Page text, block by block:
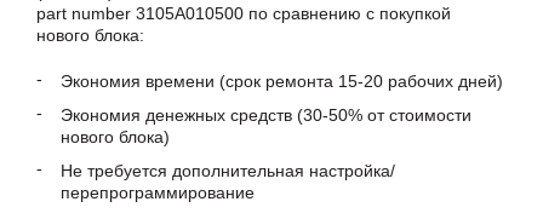
part number 3105A010500 по сравнению с покупкой
нового блока:
Экономия времени (срок ремонта 15-20 рабочих дней)
Экономия денежных средств (30-50% от стоимости
нового блока)
Не требуется дополнительная настройка/
перепрограммирование